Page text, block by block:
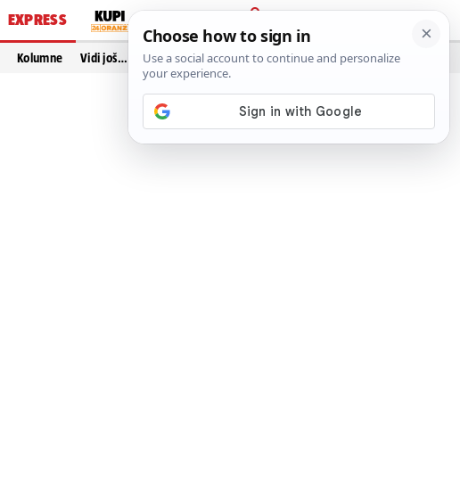
EXPRESS
PRIJAVA
Kolumne Vidi još…